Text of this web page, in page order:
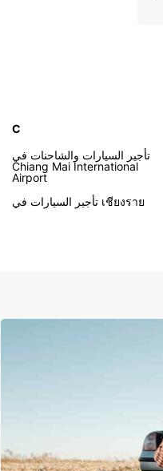
C
تأجير السيارات والشاحنات في
Chiang Mai International
Airport
تأجير السيارات في เชียงราย